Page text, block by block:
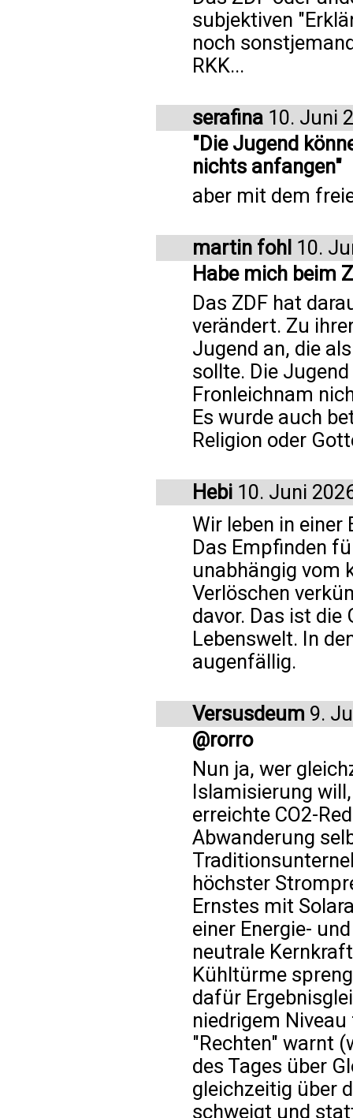
subjektiven
noch
RKK...
serafina 10. Juni
"Die Jugend
nichts anfangen"
aber mit dem
martin fohl 10.
Habe mich beim
Das ZDF hat
verändert. Zu
Jugend an, die
sollte. Die
Fronleichnam
Es wurde auch
Religion oder
Hebi 10. Juni
Wir leben in einer
Das Empfinden
unabhängig vom
Verlöschen
davor. Das ist die
Lebenswelt. In
augenfällig.
Versusdeum 9.
@rorro
Nun ja, wer
Islamisierung
erreichte CO2-
Abwanderung
höchster
Ernstes mit
einer Energie-
neutrale
Kühltürme
dafür
niedrigem
"Rechten" warnt
des Tages über
gleichzeitig über
schweigt und